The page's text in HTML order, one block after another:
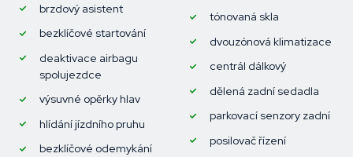
brzdový asistent
bezklíčové startování
deaktivace airbagu
spolujezdce
výsuvné opěrky hlav
hlídání jízdního pruhu
bezklíčové odemykání
tónovaná skla
dvouzónová klimatizace
centrál dálkový
dělená zadní sedadla
parkovací senzory zadní
posilovač řízení